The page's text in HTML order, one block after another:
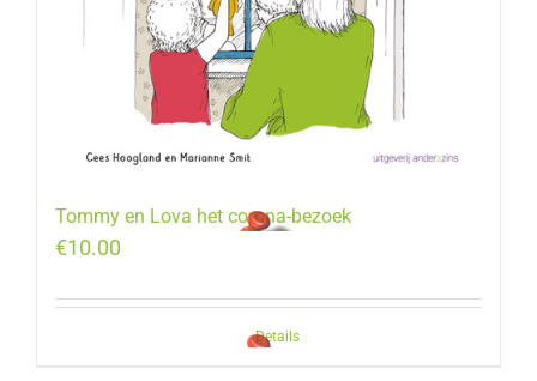
Tommy en Lova het corona-bezoek
€10.00
Details